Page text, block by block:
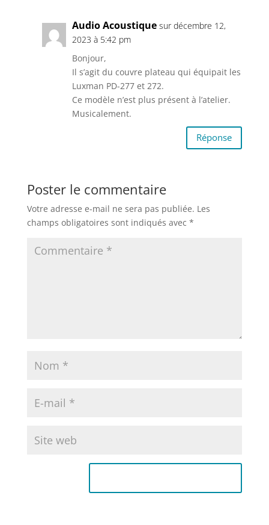
Audio Acoustique sur décembre 12,
2023 à 5:42 pm
Bonjour,
Il s’agit du couvre plateau qui équipait les
Luxman PD-277 et 272.
Ce modèle n’est plus présent à l’atelier.
Musicalement.
Réponse
Poster le commentaire
Votre adresse e-mail ne sera pas publiée. Les
champs obligatoires sont indiqués avec *